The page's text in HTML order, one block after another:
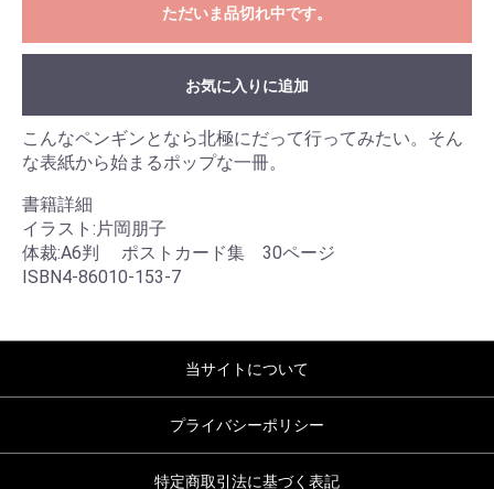
ただいま品切れ中です。
お気に入りに追加
こんなペンギンとなら北極にだって行ってみたい。そん
な表紙から始まるポップな一冊。
書籍詳細
イラスト:片岡朋子
体裁:A6判 ポストカード集 30ページ
ISBN4-86010-153-7
当サイトについて
プライバシーポリシー
特定商取引法に基づく表記